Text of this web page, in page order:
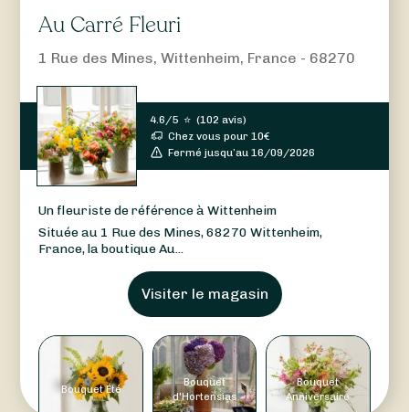
Au Carré Fleuri
1 Rue des Mines, Wittenheim, France - 68270
4.6/5 ⭐ (102 avis)
Chez vous pour10€
Fermé jusqu’au 16/09/2026
Un fleuriste de référence à Wittenheim
Située au 1 Rue des Mines, 68270 Wittenheim,
France, la boutique Au...
Visiter le magasin
Bouquet Été
Bouquet
d'Hortensias
Bouquet
Anniversaire